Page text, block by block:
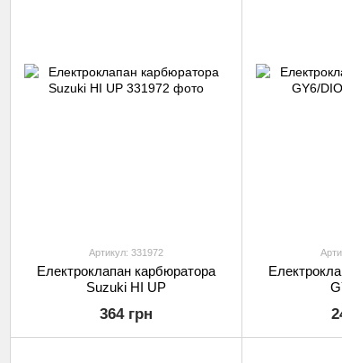
Артикул: 331972
Електроклапан карбюратора
Suzuki HI UP
364 грн